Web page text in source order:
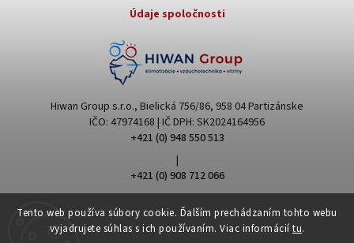
Tento web používa súbory cookie. Ďalším prechádzaním tohto webu
vyjadrujete súhlas s ich používaním. Viac informácií tu.
Údaje spoločnosti
Hiwan Group s.r.o., Bielická 756/86, 958 04 Partizánske
IČO: 47974168 | IČ DPH: SK2024164956
+421 (0) 948 550 513
|
+421 (0) 908 712 066
hiwangroup@hiwangroup.com